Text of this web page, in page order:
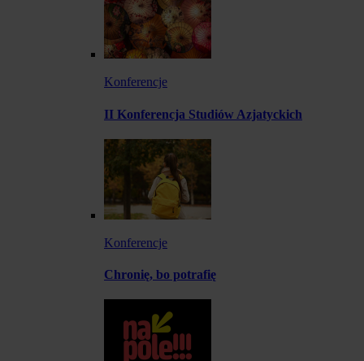
Konferencje
II Konferencja Studiów Azjatyckich
Konferencje
Chronię, bo potrafię